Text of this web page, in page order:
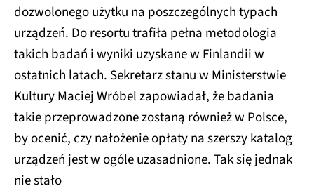
dozwolonego użytku na poszczególnych typach
urządzeń. Do resortu trafiła pełna metodologia
takich badań i wyniki uzyskane w Finlandii w
ostatnich latach. Sekretarz stanu w Ministerstwie
Kultury Maciej Wróbel zapowiadał, że badania
takie przeprowadzone zostaną również w Polsce,
by ocenić, czy nałożenie opłaty na szerszy katalog
urządzeń jest w ogóle uzasadnione. Tak się jednak
nie stało